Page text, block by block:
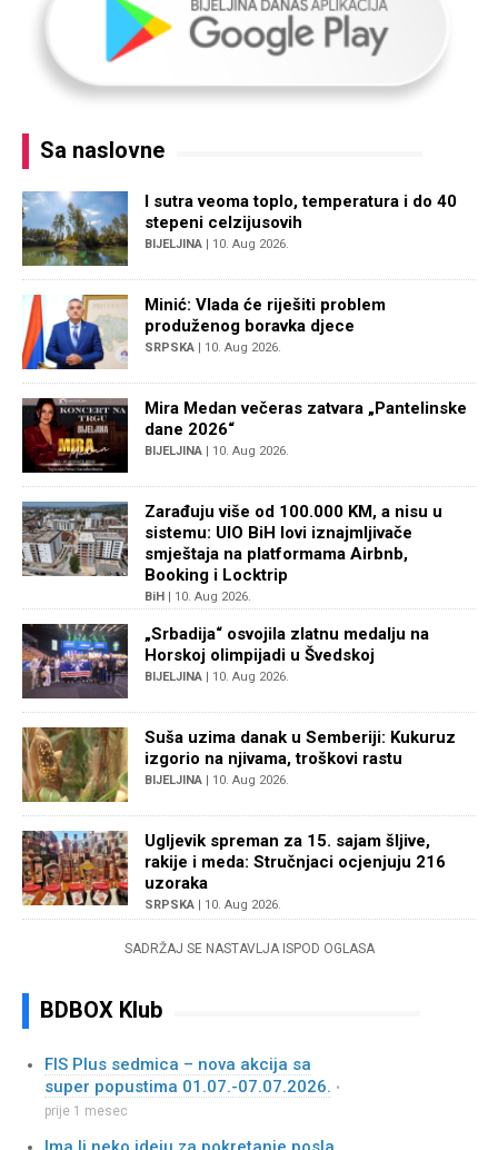
Sa naslovne
I sutra veoma toplo, temperatura i do 40
stepeni celzijusovih
BIJELJINA | 10. Aug 2026.
Minić: Vlada će riješiti problem
produženog boravka djece
SRPSKA | 10. Aug 2026.
Mira Medan večeras zatvara „Pantelinske
dane 2026“
BIJELJINA | 10. Aug 2026.
Zarađuju više od 100.000 KM, a nisu u
sistemu: UIO BiH lovi iznajmljivače
smještaja na platformama Airbnb,
Booking i Locktrip
BiH | 10. Aug 2026.
„Srbadija“ osvojila zlatnu medalju na
Horskoj olimpijadi u Švedskoj
BIJELJINA | 10. Aug 2026.
Suša uzima danak u Semberiji: Kukuruz
izgorio na njivama, troškovi rastu
BIJELJINA | 10. Aug 2026.
Ugljevik spreman za 15. sajam šljive,
rakije i meda: Stručnjaci ocjenjuju 216
uzoraka
SRPSKA | 10. Aug 2026.
SADRŽAJ SE NASTAVLJA ISPOD OGLASA
BDBOX Klub
FIS Plus sedmica – nova akcija sa
super popustima 01.07.-07.07.2026. •
prije 1 mesec